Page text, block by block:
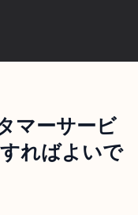
マーサービ
ればよいで